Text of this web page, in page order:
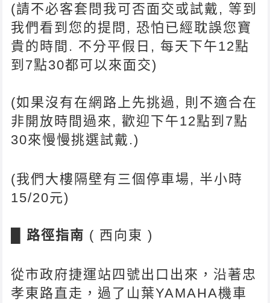
(請不必客套問我可否面交或試戴, 等到
我們看到您的提問, 恐怕已經耽誤您寶
貴的時間. 不分平假日, 每天下午12點
到7點30都可以來面交)
(如果沒有在網路上先挑過, 則不適合在
非開放時間過來, 歡迎下午12點到7點
30來慢慢挑選試戴.)
(我們大樓隔壁有三個停車場, 半小時
15/20元)
路徑指南 ( 西向東 )
從市政府捷運站四號出口出來，沿著忠
孝東路直走，過了山葉YAMAHA機車